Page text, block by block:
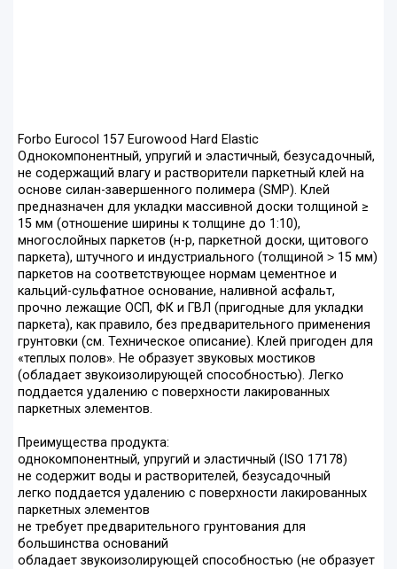
Forbo Eurocol 157 Eurowood Hard Elastic
Однокомпонентный, упругий и эластичный, безусадочный,
не содержащий влагу и растворители паркетный клей на
основе силан-завершенного полимера (SMP). Клей
предназначен для укладки массивной доски толщиной ≥
15 мм (отношение ширины к толщине до 1:10),
многослойных паркетов (н-р, паркетной доски, щитового
паркета), штучного и индустриального (толщиной ˃ 15 мм)
паркетов на соответствующее нормам цементное и
кальций-сульфатное основание, наливной асфальт,
прочно лежащие ОСП, ФК и ГВЛ (пригодные для укладки
паркета), как правило, без предварительного применения
грунтовки (см. Техническое описание). Клей пригоден для
«теплых полов». Не образует звуковых мостиков
(обладает звукоизолирующей способностью). Легко
поддается удалению с поверхности лакированных
паркетных элементов.
Преимущества продукта:
однокомпонентный, упругий и эластичный (ISO 17178)
не содержит воды и растворителей, безусадочный
легко поддается удалению с поверхности лакированных
паркетных элементов
не требует предварительного грунтования для
большинства оснований
обладает звукоизолирующей способностью (не образует